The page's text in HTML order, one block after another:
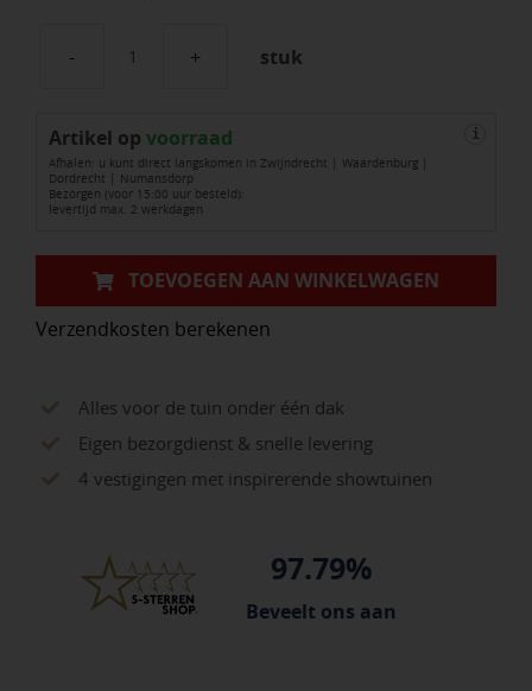
Bladhark
Plus,
14
ronde
verenstaal,
met
IKAPE
150
x
2,8
100%
aantal
stuk
Artikel op voorraad
Afhalen: u kunt direct langskomen in Zwijndrecht | Waardenburg |
Dordrecht | Numansdorp
Bezorgen (voor 15:00 uur besteld):
levertijd max. 2 werkdagen
i
TOEVOEGEN AAN WINKELWAGEN
Verzendkosten berekenen
Alles voor de tuin onder één dak
Eigen bezorgdienst & snelle levering
4 vestigingen met inspirerende showtuinen
97.79%
Beveelt ons aan